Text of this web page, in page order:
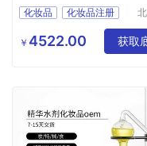
化妆品
化妆品注册
￥ 4522.00 获取